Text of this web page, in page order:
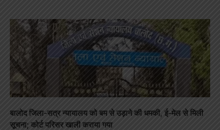
बालोद जिला-सत्र न्यायालय को बम से उड़ाने की धमकी, ई-मेल से मिली
सूचना; कोर्ट परिसर खाली कराया गया